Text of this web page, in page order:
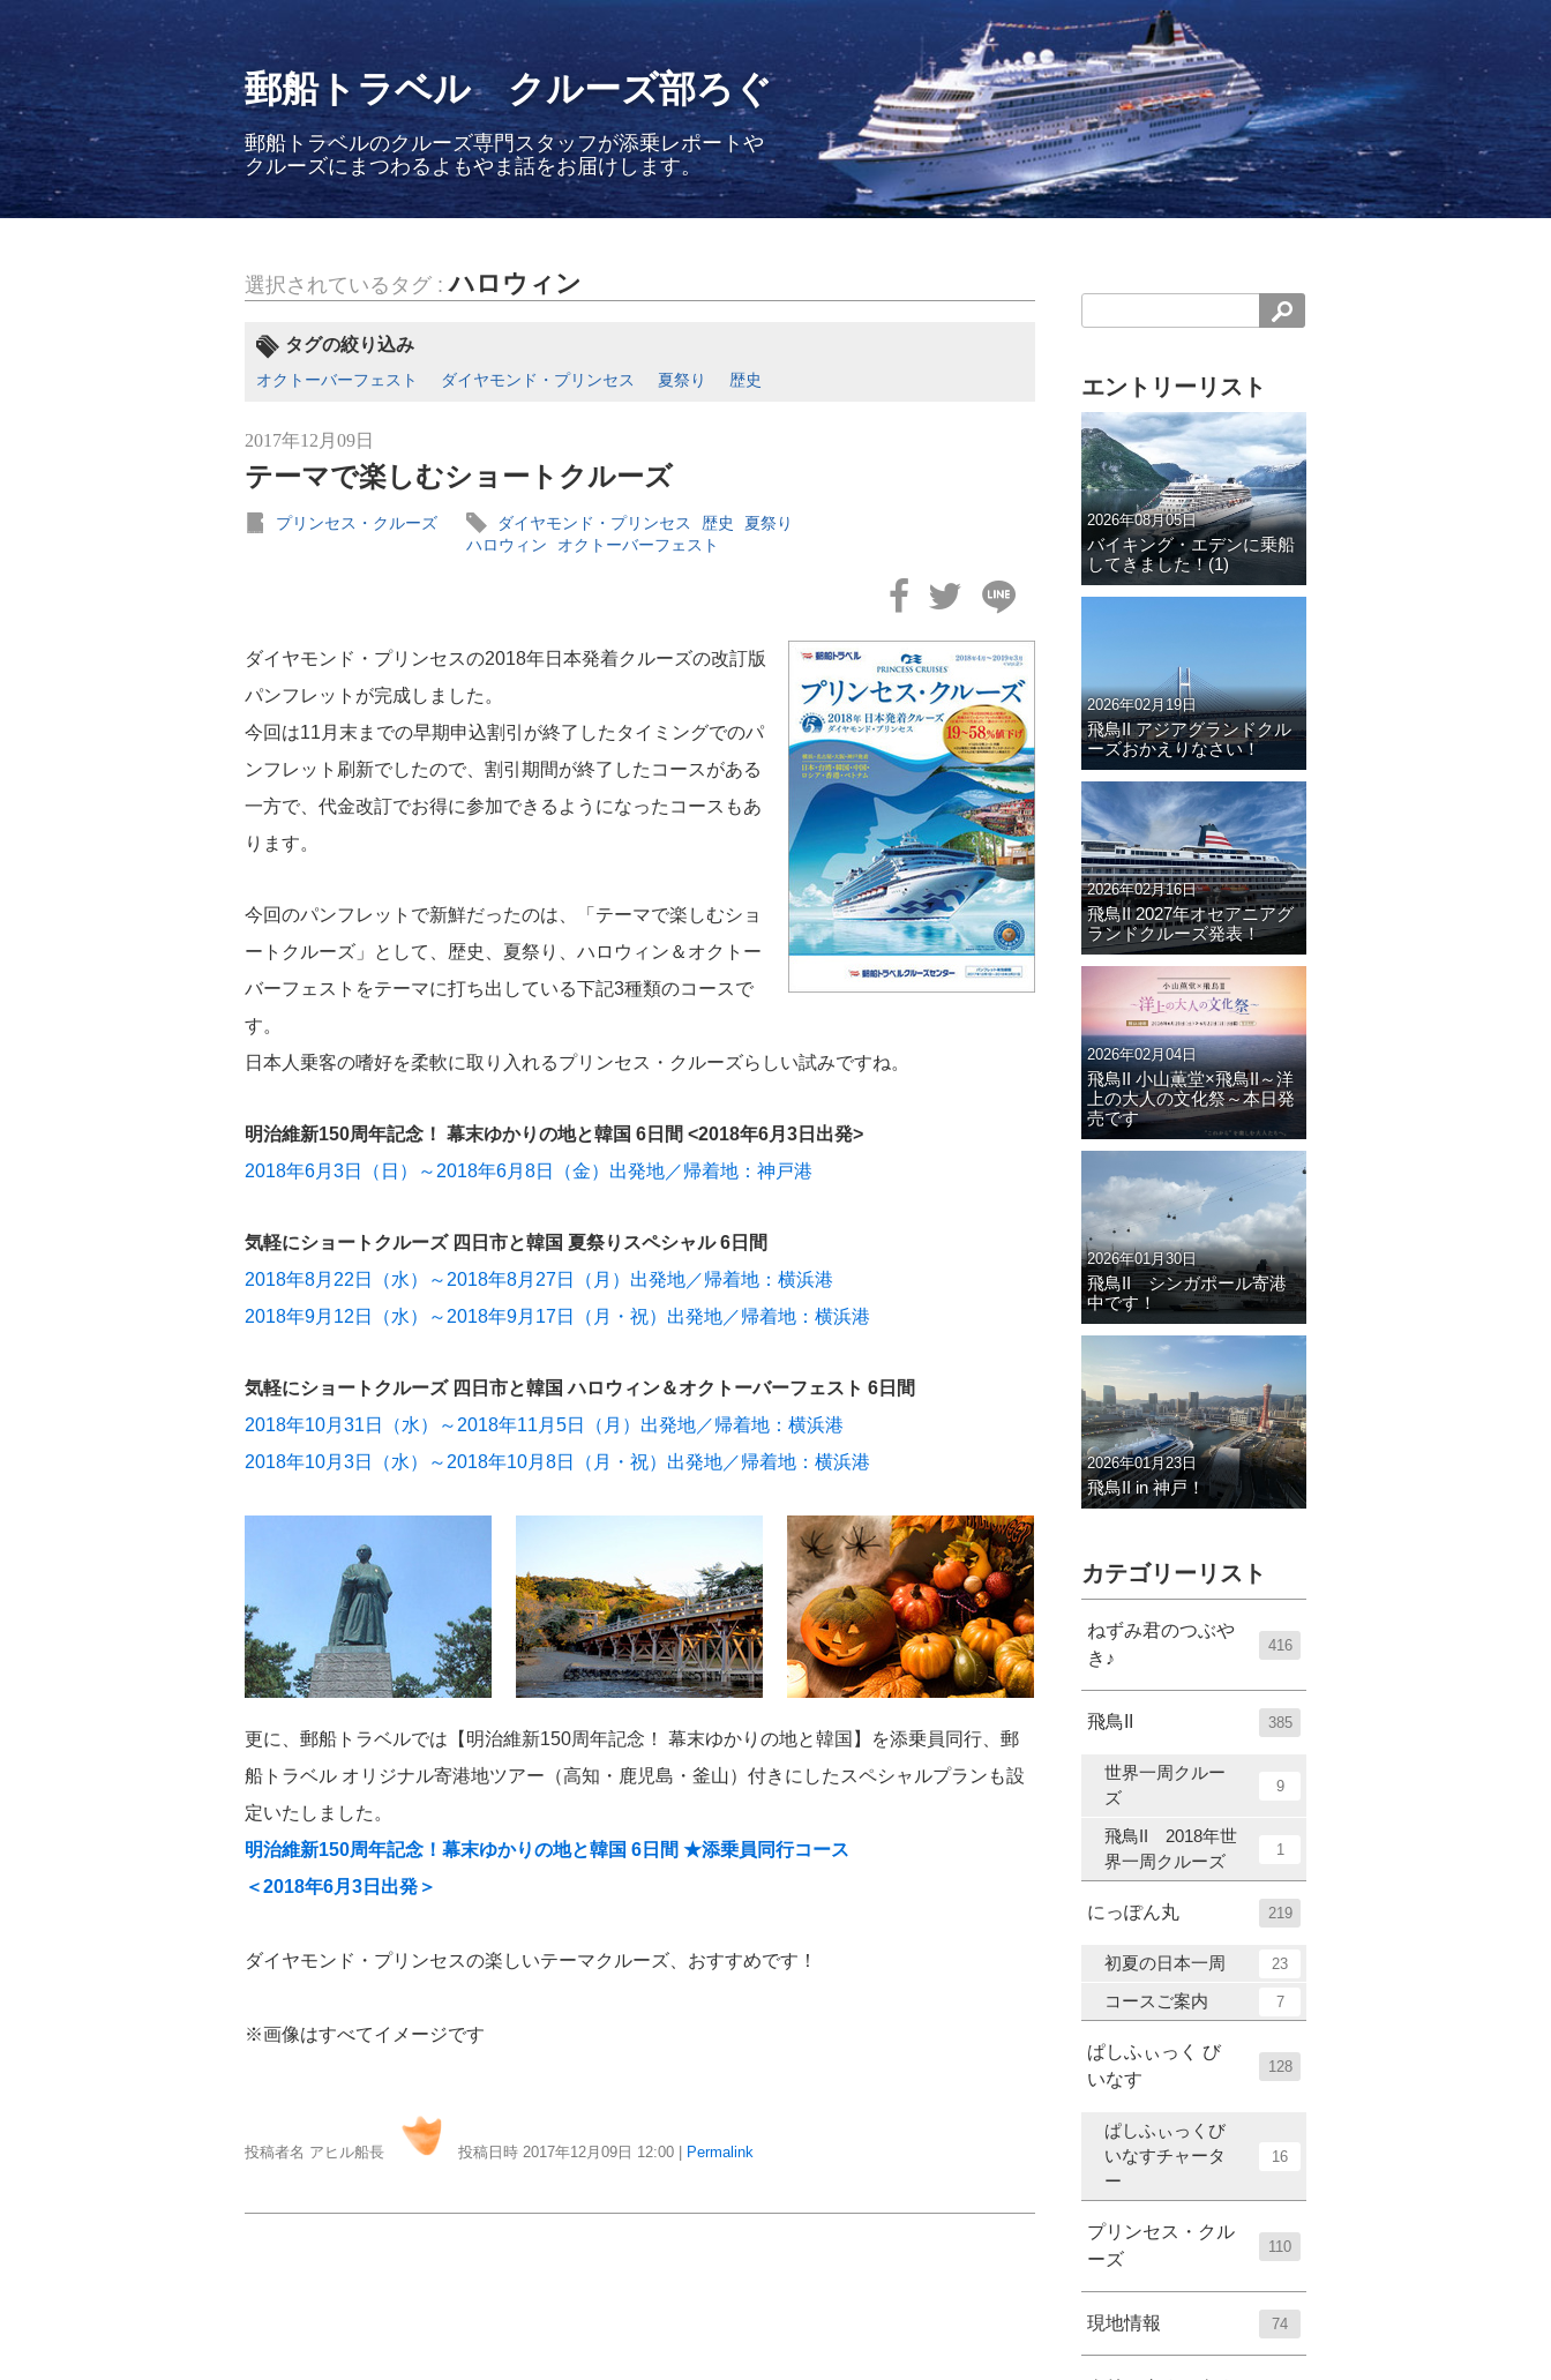
郵船トラベル クルーズ部ろぐ
郵船トラベルのクルーズ専門スタッフが添乗レポートや
クルーズにまつわるよもやま話をお届けします。
選択されているタグ :ハロウィン
タグの絞り込み
オクトーバーフェスト ダイヤモンド・プリンセス 夏祭り 歴史
2017年12月09日
テーマで楽しむショートクルーズ
プリンセス・クルーズ ダイヤモンド・プリンセス 歴史
夏祭り
ハロウィン
オクトーバーフェスト
ダイヤモンド・プリンセスの2018年日本発着クルーズの改訂版
パンフレットが完成しました。
今回は11月末までの早期申込割引が終了したタイミングでのパ
ンフレット刷新でしたので、割引期間が終了したコースがある
一方で、代金改訂でお得に参加できるようになったコースもあ
ります。
今回のパンフレットで新鮮だったのは、「テーマで楽しむショ
ートクルーズ」として、歴史、夏祭り、ハロウィン＆オクトー
バーフェストをテーマに打ち出している下記3種類のコースで
す。
日本人乗客の嗜好を柔軟に取り入れるプリンセス・クルーズらしい試みですね。
明治維新150周年記念！ 幕末ゆかりの地と韓国 6日間 <2018年6月3日出発>
2018年6月3日（日）～2018年6月8日（金）出発地／帰着地：神戸港
気軽にショートクルーズ 四日市と韓国 夏祭りスペシャル 6日間
2018年8月22日（水）～2018年8月27日（月）出発地／帰着地：横浜港
2018年9月12日（水）～2018年9月17日（月・祝）出発地／帰着地：横浜港
気軽にショートクルーズ 四日市と韓国 ハロウィン＆オクトーバーフェスト 6日間
2018年10月31日（水）～2018年11月5日（月）出発地／帰着地：横浜港
2018年10月3日（水）～2018年10月8日（月・祝）出発地／帰着地：横浜港
更に、郵船トラベルでは【明治維新150周年記念！ 幕末ゆかりの地と韓国】を添乗員同行、郵
船トラベル オリジナル寄港地ツアー（高知・鹿児島・釜山）付きにしたスペシャルプランも設
定いたしました。
明治維新150周年記念！幕末ゆかりの地と韓国 6日間 ★添乗員同行コース
＜2018年6月3日出発＞
ダイヤモンド・プリンセスの楽しいテーマクルーズ、おすすめです！
※画像はすべてイメージです
投稿者名 アヒル船長 投稿日時 2017年12月09日 12:00 Permalink
エントリーリスト
2026年08月05日
バイキング・エデンに乗船
してきました！(1)
2026年02月19日
飛鳥II アジアグランドクル
ーズおかえりなさい！
2026年02月16日
飛鳥II 2027年オセアニアグ
ランドクルーズ発表！
2026年02月04日
飛鳥II 小山薫堂×飛鳥II～洋
上の大人の文化祭～本日発
売です
2026年01月30日
飛鳥II シンガポール寄港
中です！
2026年01月23日
飛鳥II in 神戸！
カテゴリーリスト
ねずみ君のつぶや
き♪
416
飛鳥II 385
世界一周クルー
ズ
9
飛鳥II 2018年世
界一周クルーズ
1
にっぽん丸 219
初夏の日本一周 23
コースご案内 7
ぱしふぃっく び
いなす
128
ぱしふぃっくび
いなすチャータ
ー
16
プリンセス・クル
ーズ
110
現地情報 74